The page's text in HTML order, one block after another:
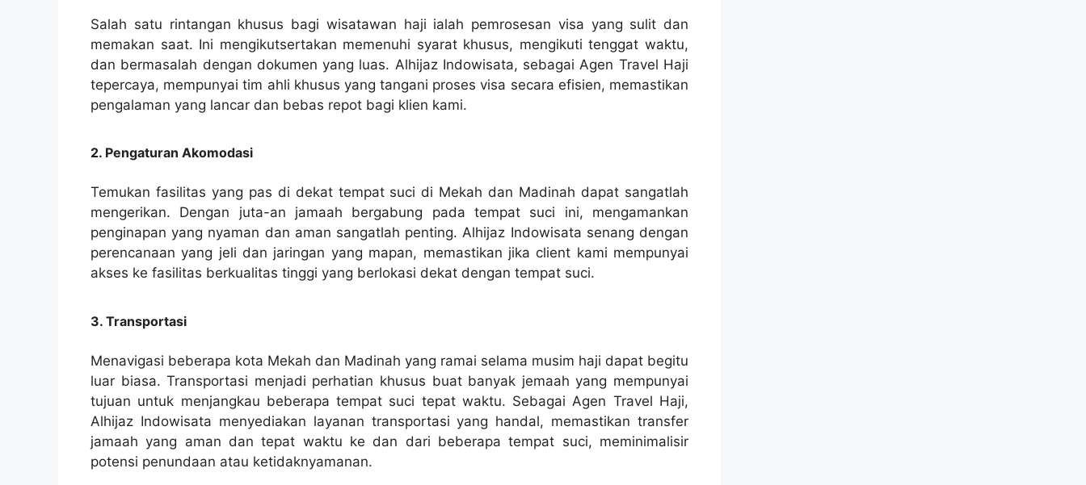
Salah satu rintangan khusus bagi wisatawan haji ialah pemrosesan visa yang sulit dan
memakan saat. Ini mengikutsertakan memenuhi syarat khusus, mengikuti tenggat waktu,
dan bermasalah dengan dokumen yang luas. Alhijaz Indowisata, sebagai Agen Travel Haji
tepercaya, mempunyai tim ahli khusus yang tangani proses visa secara efisien, memastikan
pengalaman yang lancar dan bebas repot bagi klien kami.
2. Pengaturan Akomodasi
Temukan fasilitas yang pas di dekat tempat suci di Mekah dan Madinah dapat sangatlah
mengerikan. Dengan juta-an jamaah bergabung pada tempat suci ini, mengamankan
penginapan yang nyaman dan aman sangatlah penting. Alhijaz Indowisata senang dengan
perencanaan yang jeli dan jaringan yang mapan, memastikan jika client kami mempunyai
akses ke fasilitas berkualitas tinggi yang berlokasi dekat dengan tempat suci.
3. Transportasi
Menavigasi beberapa kota Mekah dan Madinah yang ramai selama musim haji dapat begitu
luar biasa. Transportasi menjadi perhatian khusus buat banyak jemaah yang mempunyai
tujuan untuk menjangkau beberapa tempat suci tepat waktu. Sebagai Agen Travel Haji,
Alhijaz Indowisata menyediakan layanan transportasi yang handal, memastikan transfer
jamaah yang aman dan tepat waktu ke dan dari beberapa tempat suci, meminimalisir
potensi penundaan atau ketidaknyamanan.